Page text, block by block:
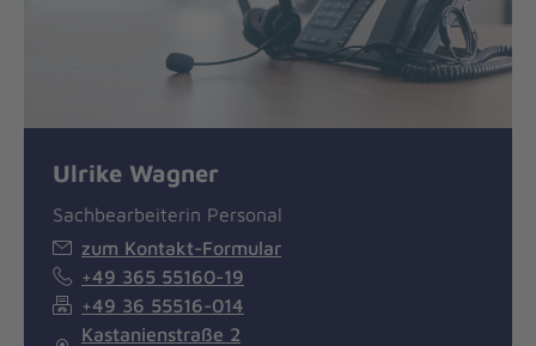
Ulrike Wagner
Sachbearbeiterin Personal
zum Kontakt-Formular
+49 365 55160-19
+49 36 55516-014
Kastanienstraße 2